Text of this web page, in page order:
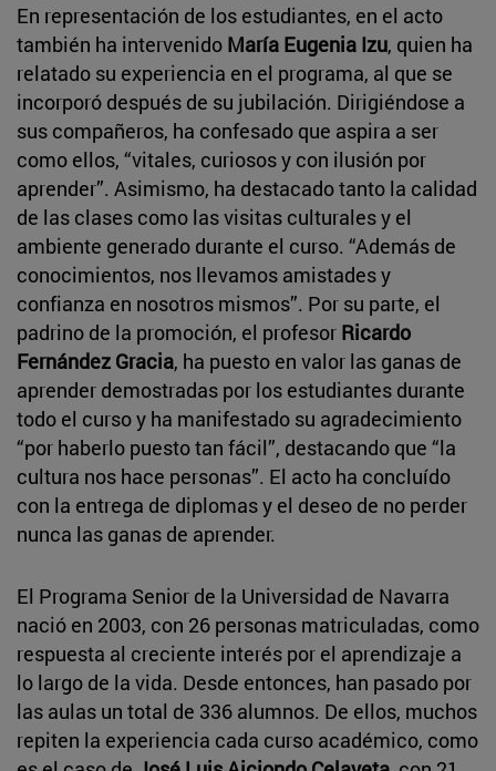
En representación de los estudiantes, en el acto
también ha intervenido María Eugenia Izu, quien ha
relatado su experiencia en el programa, al que se
incorporó después de su jubilación. Dirigiéndose a
sus compañeros, ha confesado que aspira a ser
como ellos, “vitales, curiosos y con ilusión por
aprender”. Asimismo, ha destacado tanto la calidad
de las clases como las visitas culturales y el
ambiente generado durante el curso. “Además de
conocimientos, nos llevamos amistades y
confianza en nosotros mismos”. Por su parte, el
padrino de la promoción, el profesor Ricardo
Fernández Gracia, ha puesto en valor las ganas de
aprender demostradas por los estudiantes durante
todo el curso y ha manifestado su agradecimiento
“por haberlo puesto tan fácil”, destacando que “la
cultura nos hace personas”. El acto ha concluído
con la entrega de diplomas y el deseo de no perder
nunca las ganas de aprender.
El Programa Senior de la Universidad de Navarra
nació en 2003, con 26 personas matriculadas, como
respuesta al creciente interés por el aprendizaje a
lo largo de la vida. Desde entonces, han pasado por
las aulas un total de 336 alumnos. De ellos, muchos
repiten la experiencia cada curso académico, como